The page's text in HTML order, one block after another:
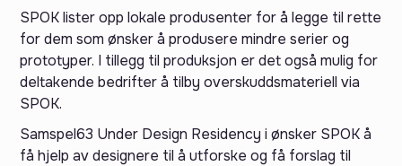
SPOK lister opp lokale produsenter for å legge til rette
for dem som ønsker å produsere mindre serier og
prototyper. I tillegg til produksjon er det også mulig for
deltakende bedrifter å tilby overskuddsmateriell via
SPOK.
Samspel63 Under Design Residency i ønsker SPOK å
få hjelp av designere til å utforske og få forslag til